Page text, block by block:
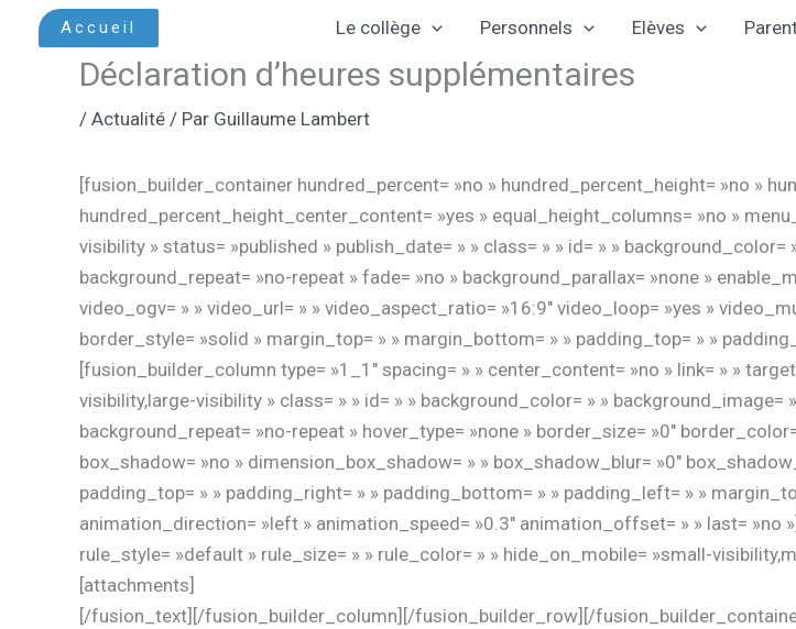
Accueil Le collège Personnels Elèves
Déclaration d’heures supplémentaires
/ Actualité / Par Guillaume Lambert
[fusion_builder_container hundred_percent= »no » hundred_percent_height= »no »
hundred_percent_height_center_content= »yes » equal_height_columns= »no »
visibility » status= »published » publish_date= » » class= » » id= » »
background_repeat= »no-repeat » fade= »no » background_parallax= »none »
video_ogv= » » video_url= » » video_aspect_ratio= »16:9″ video_loop= »yes »
border_style= »solid » margin_top= » » margin_bottom= » » padding_top= » »
[fusion_builder_column type= »1_1″ spacing= » » center_content= »no » link= » »
visibility,large-visibility » class= » » id= » » background_color= » »
background_repeat= »no-repeat » hover_type= »none » border_size= »0″
box_shadow= »no » dimension_box_shadow= » » box_shadow_blur= »0″
padding_top= » » padding_right= » » padding_bottom= » » padding_left= » »
animation_direction= »left » animation_speed= »0.3″ animation_offset= » » last=
rule_style= »default » rule_size= » » rule_color= » » hide_on_mobile= »small-
[attachments]
[/fusion_text][/fusion_builder_column][/fusion_builder_row][/